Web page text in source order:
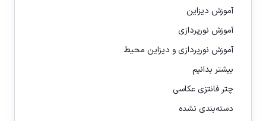
آموزش دیزاین
آموزش نورپردازی
آموزش نورپردازی و دیزاین محیط
بیشتر بدانیم
چتر فانتزی عکاسی
دسته‌بندی نشده